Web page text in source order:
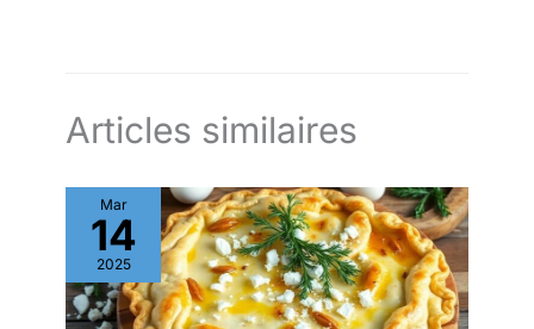
SPÉCIFICATIONS : 39 ×
Finition à l'huile minérale
de qualité alimentaire /
Bois durable issu
d'arbres non productifs.
liquides des viandes et
rôtis sans débordement.
Finition polie avec des
huiles de qualité
alimentaire, très agréable
au toucher et adaptée au
contact avec vos
aliments. LE CADEAU
Articles similaires
Mar
14
2025